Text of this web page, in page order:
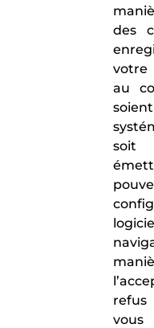
des
votre
au
soit